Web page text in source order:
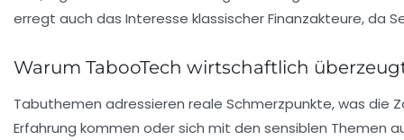
erregt auch das Interesse klassischer Finanzakteure, da
Warum TabooTech wirtschaftlich
Tabuthemen adressieren reale Schmerzpunkte, was die
Erfahrung kommen oder sich mit den sensiblen Themen